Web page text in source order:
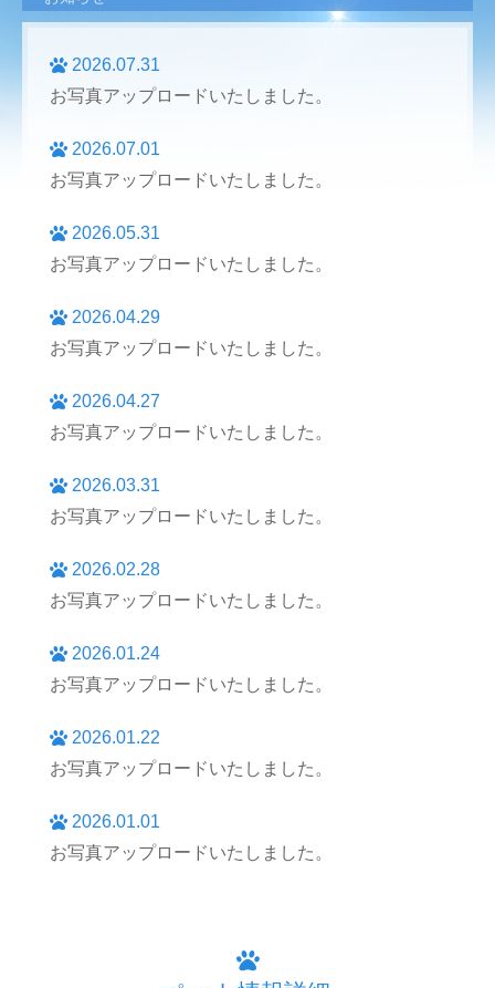
2026.07.31
お写真アップロードいたしました。
2026.07.01
お写真アップロードいたしました。
2026.05.31
お写真アップロードいたしました。
2026.04.29
お写真アップロードいたしました。
2026.04.27
お写真アップロードいたしました。
2026.03.31
お写真アップロードいたしました。
2026.02.28
お写真アップロードいたしました。
2026.01.24
お写真アップロードいたしました。
2026.01.22
お写真アップロードいたしました。
2026.01.01
お写真アップロードいたしました。